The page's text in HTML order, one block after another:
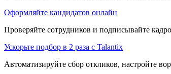
Оформляйте кандидатов онлайн
Проверяйте сотрудников и подписывайте
Ускорьте подбор в 2 раза с Talantix
Автоматизируйте сбор откликов, настройте